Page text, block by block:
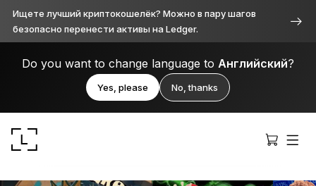
Ищете лучший криптокошелёк? Можно в пару шагов
безопасно перенести активы на Ledger.
Do you want to change language to Английский?
Yes, please No, thanks